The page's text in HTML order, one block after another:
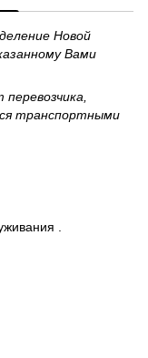
Новой
Вами
транспортными
.